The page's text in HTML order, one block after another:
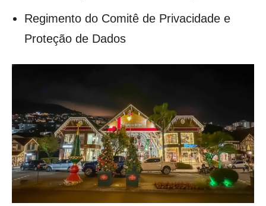
Regimento do Comitê de Privacidade e
Proteção de Dados